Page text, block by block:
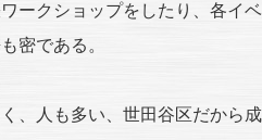
ークショップをしたり、各イ
密である。
、人も多い、世田谷区だから